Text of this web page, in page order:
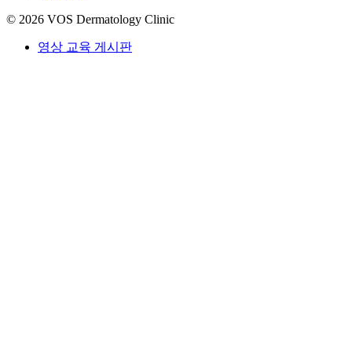
© 2026 VOS Dermatology Clinic
영상 교육 게시판